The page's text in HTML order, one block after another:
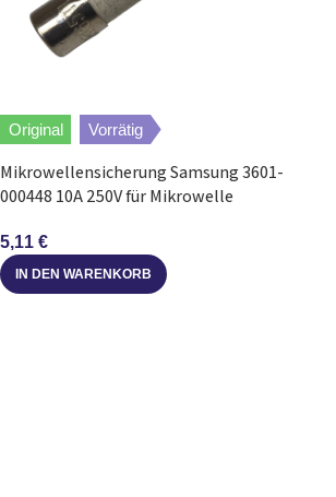
Original Vorrätig
Mikrowellensicherung Samsung 3601-
000448 10A 250V für Mikrowelle
5,11 €
IN DEN WARENKORB